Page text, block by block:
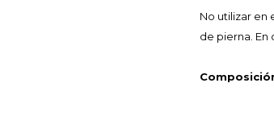
No utilizar en
de pierna. En